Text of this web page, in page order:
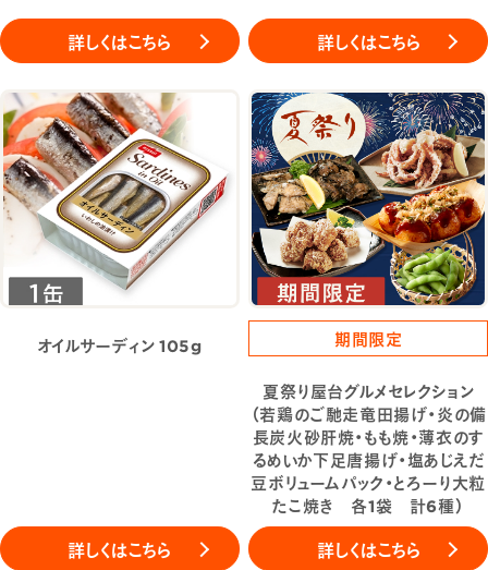
詳しくはこちら 詳しくはこちら
オイルサーディン 105g
詳しくはこちら
期間限定
夏祭り屋台グルメセレクション
（若鶏のご馳走竜田揚げ・炎の備
長炭火砂肝焼・もも焼・薄衣のす
るめいか下足唐揚げ・塩あじえだ
豆ボリュームパック・とろーり大粒
たこ焼き 各1袋 計6種）
詳しくはこちら